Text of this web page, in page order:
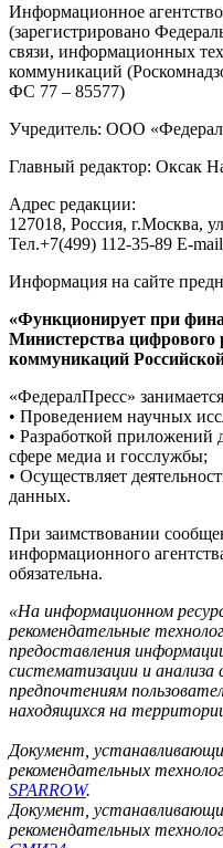
Информационное
(зарегистрировано
связи, информационных
коммуникаций
ФС 77 – 85577)
Учредитель: ООО
Главный редактор: Оксак
Адрес редакции:
127018, Россия, г.Москва,
Тел.+7(499) 112-35-89 E-
Информация на сайте
«Функционирует при
Министерства цифрового
коммуникаций
«ФедералПресс»
• Проведением научных
• Разработкой приложений
сфере медиа и госслужбы;
• Осуществляет
данных.
При заимствовании
информационного
обязательна.
«На информационном
рекомендательные
предоставления
систематизации и анализа
предпочтениям
находящихся на
Документ,
рекомендательных
SPARROW.
Документ,
рекомендательных